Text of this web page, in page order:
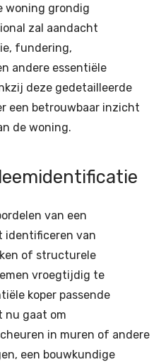
woning grondig
zal aandacht
fundering,
andere essentiële
deze gedetailleerde
een betrouwbaar inzicht
de woning.
van een
identificeren van
of structurele
vroegtijdig te
koper passende
nu gaat om
in muren of andere
een bouwkundige